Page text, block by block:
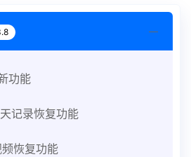
功能
记录恢复功能
恢复功能